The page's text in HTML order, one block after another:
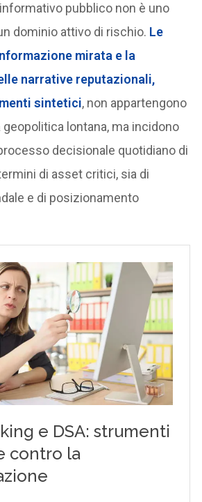
pubblico non è uno
dominio attivo di rischio. Le
mirata e la
narrative reputazionali,
sintetici, non appartengono
geopolitica lontana, ma incidono
decisionale quotidiano di
di asset critici, sia di
e di posizionamento